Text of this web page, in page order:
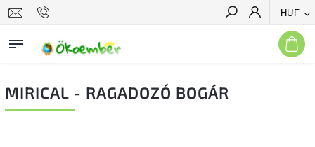
HUF
Keresés
MIRICAL - RAGADOZÓ BOGÁR